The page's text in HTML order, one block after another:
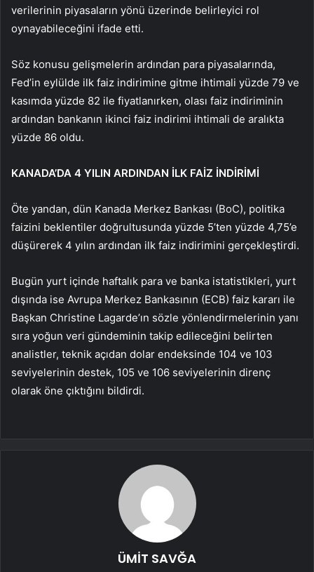
verilerinin piyasaların yönü üzerinde belirleyici rol
oynayabileceğini ifade etti.
Söz konusu gelişmelerin ardından para piyasalarında,
Fed’in eylülde ilk faiz indirimine gitme ihtimali yüzde 79 ve
kasımda yüzde 82 ile fiyatlanırken, olası faiz indiriminin
ardından bankanın ikinci faiz indirimi ihtimali de aralıkta
yüzde 86 oldu.
KANADA’DA 4 YILIN ARDINDAN İLK FAİZ İNDİRİMİ
Öte yandan, dün Kanada Merkez Bankası (BoC), politika
faizini beklentiler doğrultusunda yüzde 5’ten yüzde 4,75’e
düşürerek 4 yılın ardından ilk faiz indirimini gerçekleştirdi.
Bugün yurt içinde haftalık para ve banka istatistikleri, yurt
dışında ise Avrupa Merkez Bankasının (ECB) faiz kararı ile
Başkan Christine Lagarde’ın sözle yönlendirmelerinin yanı
sıra yoğun veri gündeminin takip edileceğini belirten
analistler, teknik açıdan dolar endeksinde 104 ve 103
seviyelerinin destek, 105 ve 106 seviyelerinin direnç
olarak öne çıktığını bildirdi.
ÜMİT SAVĞA